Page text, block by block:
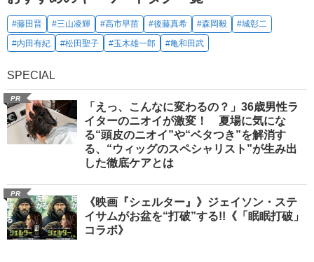
#藤田晋 #三山凌輝 #高市早苗 #後藤真希 #森岡毅
#城彰二
#内田有紀
#松田聖子 #玉木雄一郎 #亀和田武
SPECIAL
PR
「えっ、こんなに変わるの？」36歳男性ラ
イターのニオイが激変！ 夏場に気にな
る“頭皮のニオイ”や“ベタつき”を解消す
る、“ウィッグのスペシャリスト”が生み出
した徹底ケアとは
PR
《映画『シェルター』》ジェイソン・ステ
イサムがお盆を“打破”する!!《「眠眠打破」
コラボ》